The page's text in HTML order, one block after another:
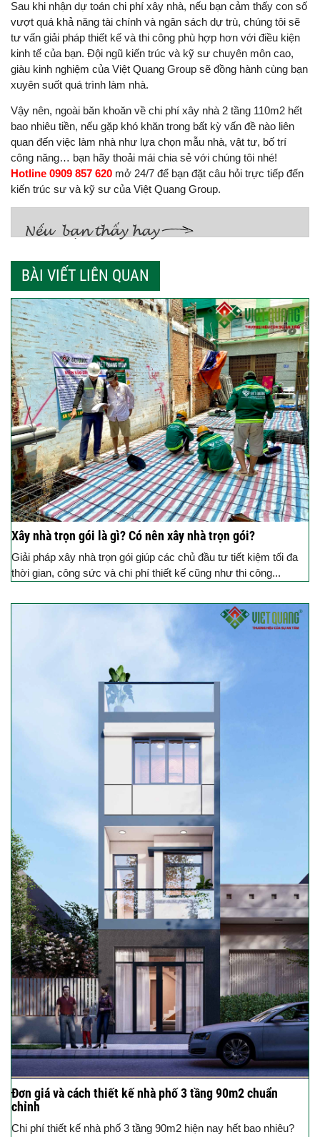
Sau khi nhận dự toán chi phí xây nhà, nếu bạn cảm thấy con số
vượt quá khả năng tài chính và ngân sách dự trù, chúng tôi sẽ
tư vấn giải pháp thiết kế và thi công phù hợp hơn với điều kiện
kinh tế của bạn. Đội ngũ kiến trúc và kỹ sư chuyên môn cao,
giàu kinh nghiệm của Việt Quang Group sẽ đồng hành cùng bạn
xuyên suốt quá trình làm nhà.
Vậy nên, ngoài băn khoăn về chi phí xây nhà 2 tầng 110m2 hết
bao nhiêu tiền, nếu gặp khó khăn trong bất kỳ vấn đề nào liên
quan đến việc làm nhà như lựa chọn mẫu nhà, vật tư, bố trí
công năng… bạn hãy thoải mái chia sẻ với chúng tôi nhé!
Hotline 0909 857 620 mở 24/7 để bạn đặt câu hỏi trực tiếp đến
kiến trúc sư và kỹ sư của Việt Quang Group.
BÀI VIẾT LIÊN QUAN
Xây nhà trọn gói là gì? Có nên xây nhà trọn gói?
Giải pháp xây nhà trọn gói giúp các chủ đầu tư tiết kiệm tối đa
thời gian, công sức và chi phí thiết kế cũng như thi công...
Đơn giá và cách thiết kế nhà phố 3 tầng 90m2 chuẩn
chỉnh
Chi phí thiết kế nhà phố 3 tầng 90m2 hiện nay hết bao nhiêu?